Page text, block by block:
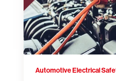
Automotive Electrical